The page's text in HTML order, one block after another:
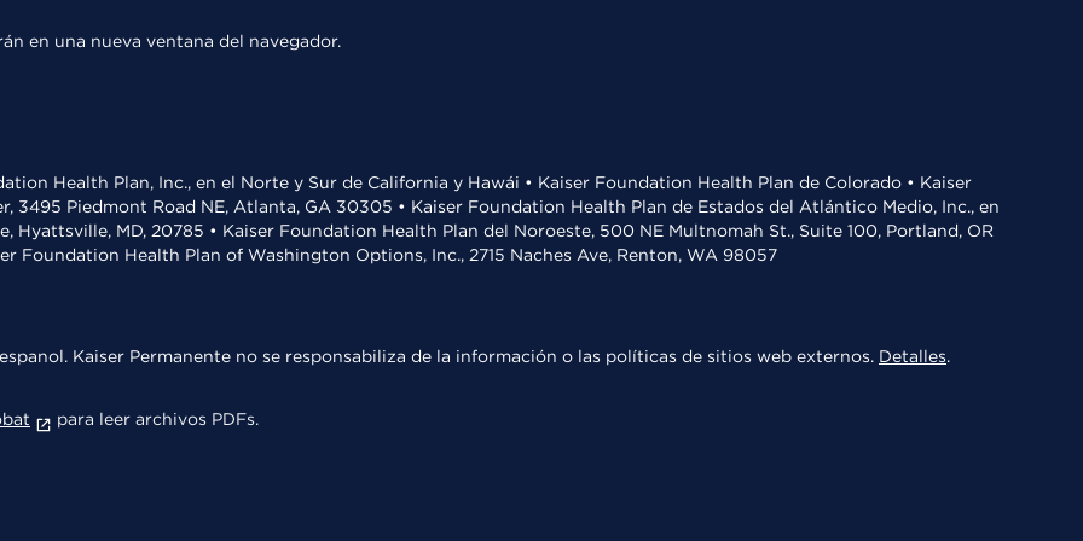
en una nueva ventana del navegador.
Health Plan, Inc., en el Norte y Sur de California y Hawái • Kaiser Foundation Health Plan de Colorado • Kaiser
3495 Piedmont Road NE, Atlanta, GA 30305 • Kaiser Foundation Health Plan de Estados del Atlántico Medio, Inc., en
Hyattsville, MD, 20785 • Kaiser Foundation Health Plan del Noroeste, 500 NE Multnomah St., Suite 100, Portland, OR
Foundation Health Plan of Washington Options, Inc., 2715 Naches Ave, Renton, WA 98057
Kaiser Permanente no se responsabiliza de la información o las políticas de sitios web externos. Detalles.
para leer archivos PDFs.